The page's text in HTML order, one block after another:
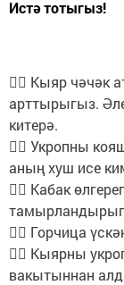
Истә тотыгыз!
 Кыяр чәчәк
арттырыгыз.
китерә.
 Укропны
аның хуш исе
 Кабак
 Горчица
 Кыярны
вакытыннан